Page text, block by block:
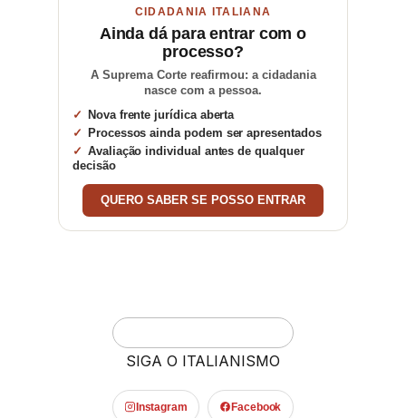
CIDADANIA ITALIANA
Ainda dá para entrar com o
processo?
A Suprema Corte reafirmou: a cidadania
nasce com a pessoa.
Nova frente jurídica aberta
Processos ainda podem ser apresentados
Avaliação individual antes de qualquer
decisão
QUERO SABER SE POSSO ENTRAR
SIGA O ITALIANISMO
Instagram Facebook